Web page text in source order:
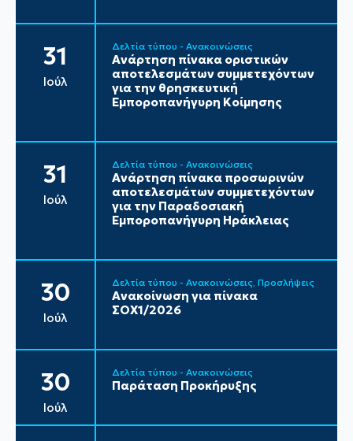
31
Ιούλ
Δελτία τύπου - Ανακοινώσεις
Ανάρτηση πίνακα οριστικών
αποτελεσμάτων συμμετεχόντων
για την θρησκευτική
Εμποροπανήγυρη Κοίμησης
31
Ιούλ
Δελτία τύπου - Ανακοινώσεις
Ανάρτηση πίνακα προσωρινών
αποτελεσμάτων συμμετεχόντων
για την Παραδοσιακή
Εμποροπανήγυρη Ηράκλειας
30
Ιούλ
Δελτία τύπου - Ανακοινώσεις Προσλήψεις
Ανακοίνωση για πίνακα
ΣΟΧ1/2026
30
Ιούλ
Δελτία τύπου - Ανακοινώσεις
Παράταση Προκήρυξης